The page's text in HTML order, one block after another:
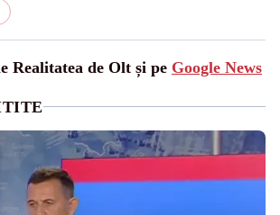
Realitatea de Olt și pe Google News